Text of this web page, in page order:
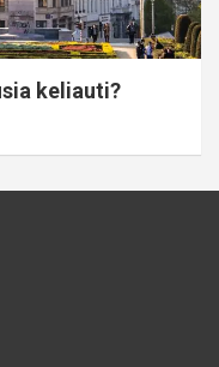
keliauti?